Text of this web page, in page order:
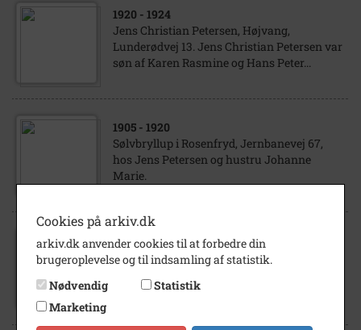
1920 - 1924
Jens Christian Petersen, Højvang,
Lunderødvej 13. Jens Christian Petersen var
søn af Karen Rasmine og Hans Peter...
1905 - 1920
Sølvbryllup i Rosenfryd, Jernbanevej 67,
hos Jens Petersen og hustru Johanne
Marie.
1928- 1933
Kvarmløsefolk på udflugt til Vejrhøj Bagtil
Olsen, Grangårdenggården Vilhelm...
Cookies på arkiv.dk
arkiv.dk anvender cookies til at forbedre din
brugeroplevelse og til indsamling af statistik.
Nødvendig
Statistik
Marketing